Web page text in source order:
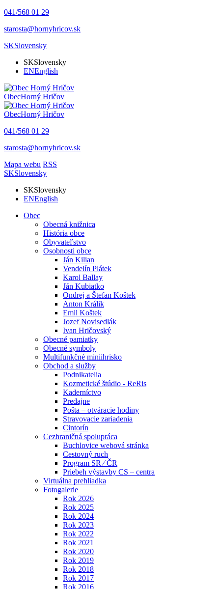
041/568 01 29
starosta@hornyhricov.sk
SKSlovensky
SKSlovensky
ENEnglish
ObecHorný Hričov
ObecHorný Hričov
041/568 01 29
starosta@hornyhricov.sk
Mapa webu RSS
SKSlovensky
SKSlovensky
ENEnglish
Obec
Obecná knižnica
História obce
Obyvateľstvo
Osobnosti obce
Ján Kilian
Vendelín Plátek
Karol Ballay
Ján Kubiatko
Ondrej a Štefan Koštek
Anton Králik
Emil Koštek
Jozef Novisedlák
Ivan Hričovský
Obecné pamiatky
Obecné symboly
Multifunkčné miniihrisko
Obchod a služby
Podnikatelia
Kozmetické štúdio - ReRis
Kaderníctvo
Predajne
Pošta – otváracie hodiny
Stravovacie zariadenia
Cintorín
Cezhraničná spolupráca
Buchlovice webová stránka
Cestovný ruch
Program SR ⁄ ČR
Priebeh výstavby CS – centra
Virtuálna prehliadka
Fotogalerie
Rok 2026
Rok 2025
Rok 2024
Rok 2023
Rok 2022
Rok 2021
Rok 2020
Rok 2019
Rok 2018
Rok 2017
Rok 2016